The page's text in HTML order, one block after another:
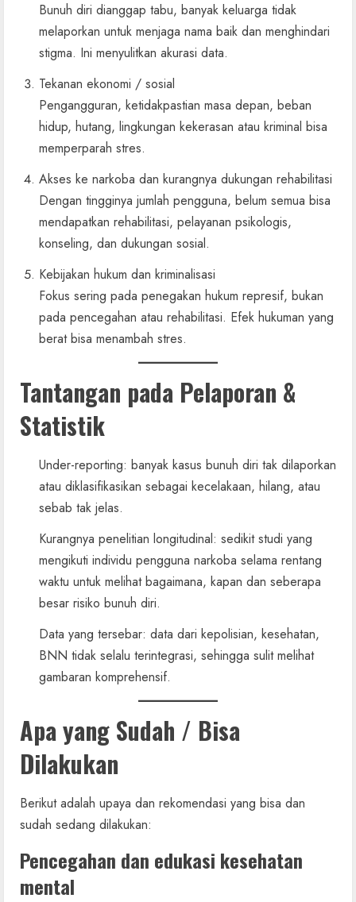
Bunuh diri dianggap tabu, banyak keluarga tidak
melaporkan untuk menjaga nama baik dan menghindari
stigma. Ini menyulitkan akurasi data.
Tekanan ekonomi / sosial
Pengangguran, ketidakpastian masa depan, beban
hidup, hutang, lingkungan kekerasan atau kriminal bisa
memperparah stres.
Akses ke narkoba dan kurangnya dukungan rehabilitasi
Dengan tingginya jumlah pengguna, belum semua bisa
mendapatkan rehabilitasi, pelayanan psikologis,
konseling, dan dukungan sosial.
Kebijakan hukum dan kriminalisasi
Fokus sering pada penegakan hukum represif, bukan
pada pencegahan atau rehabilitasi. Efek hukuman yang
berat bisa menambah stres.
Tantangan pada Pelaporan &
Statistik
Under-reporting: banyak kasus bunuh diri tak dilaporkan
atau diklasifikasikan sebagai kecelakaan, hilang, atau
sebab tak jelas.
Kurangnya penelitian longitudinal: sedikit studi yang
mengikuti individu pengguna narkoba selama rentang
waktu untuk melihat bagaimana, kapan dan seberapa
besar risiko bunuh diri.
Data yang tersebar: data dari kepolisian, kesehatan,
BNN tidak selalu terintegrasi, sehingga sulit melihat
gambaran komprehensif.
Apa yang Sudah / Bisa
Dilakukan
Berikut adalah upaya dan rekomendasi yang bisa dan
sudah sedang dilakukan:
Pencegahan dan edukasi kesehatan
mental